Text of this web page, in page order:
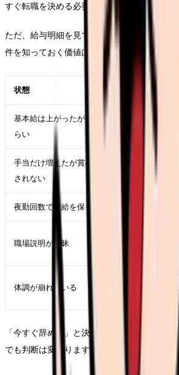
すぐ転職を決める必要はありません。
ただ、給与明細を見ても納得できない状態が
件を知っておく価値はあります。
状態 まずやること
基本給は上がったが夜勤がつ
らい
夜勤回数を
の相場確認
手当だけ増えたが賞与に反映
されない
年収換算で
夜勤回数で月給を保っている 夜勤少な
職場説明が曖昧
給与規定
体調が崩れている
退職より
談先を確認
「今すぐ辞める」と決める前に、今の条件
でも判断は変わります。